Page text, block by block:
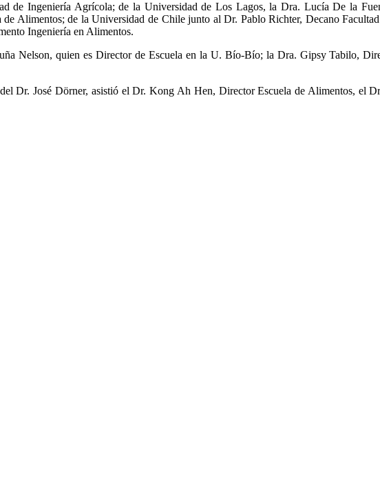
de Ingeniería Agrícola; de la Universidad de Los Lagos, la Dra. Lucía De la
Alimentos; de la Universidad de Chile junto al Dr. Pablo Richter, Decano
Ingeniería en Alimentos.
Nelson, quien es Director de Escuela en la U. Bío-Bío; la Dra. Gipsy Tabilo,
Dr. José Dörner, asistió el Dr. Kong Ah Hen, Director Escuela de Alimentos, el